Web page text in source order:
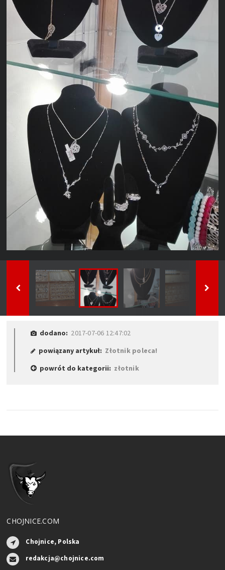
dodano: 2017-07-06 12:47:02
powiązany artykuł: Złotnik poleca!
powrót do kategorii: złotnik
CHOJNICE.COM
Chojnice, Polska
redakcja@chojnice.com